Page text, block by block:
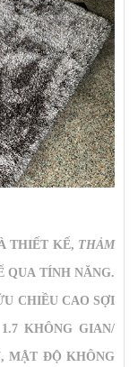
THIẾT KẾ, THẢM
QUA TÍNH NĂNG.
CHIỀU CAO SỢI
KHÔNG GIAN/
MẬT ĐỘ KHÔNG